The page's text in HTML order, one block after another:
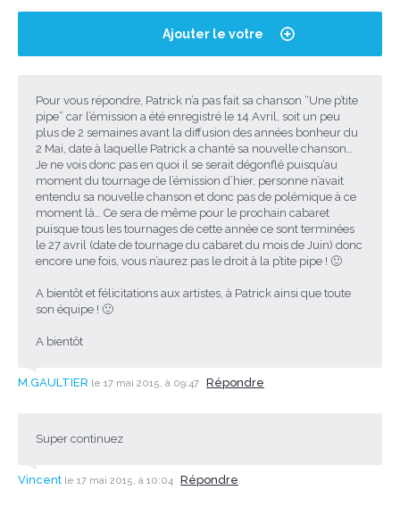
Ajouter le votre
Pour vous répondre, Patrick n’a pas fait sa chanson “Une p’tite
pipe” car l’émission a été enregistré le 14 Avril, soit un peu
plus de 2 semaines avant la diffusion des années bonheur du
2 Mai, date à laquelle Patrick a chanté sa nouvelle chanson…
Je ne vois donc pas en quoi il se serait dégonflé puisqu’au
moment du tournage de l’émission d’hier, personne n’avait
entendu sa nouvelle chanson et donc pas de polémique à ce
moment là… Ce sera de même pour le prochain cabaret
puisque tous les tournages de cette année ce sont terminées
le 27 avril (date de tournage du cabaret du mois de Juin) donc
encore une fois, vous n’aurez pas le droit à la p’tite pipe ! 🙂
A bientôt et félicitations aux artistes, à Patrick ainsi que toute
son équipe ! 🙂
A bientôt
M.GAULTIER le 17 mai 2015, à 09:47 Répondre
Super continuez
Vincent le 17 mai 2015, à 10:04 Répondre